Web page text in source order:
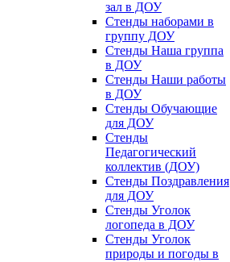
зал в ДОУ
Стенды наборами в
группу ДОУ
Стенды Наша группа
в ДОУ
Стенды Наши работы
в ДОУ
Стенды Обучающие
для ДОУ
Стенды
Педагогический
коллектив (ДОУ)
Стенды Поздравления
для ДОУ
Стенды Уголок
логопеда в ДОУ
Стенды Уголок
природы и погоды в